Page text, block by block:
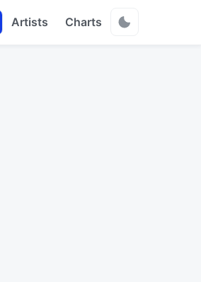
Artists Charts